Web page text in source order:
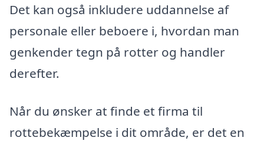
Det kan også inkludere uddannelse af
personale eller beboere i, hvordan man
genkender tegn på rotter og handler
derefter.
Når du ønsker at finde et firma til
rottebekæmpelse i dit område, er det en